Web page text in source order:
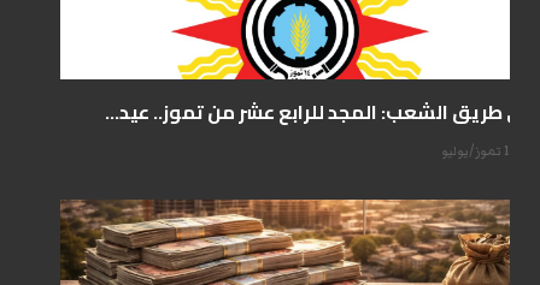
على طريق الشعب: المجد للرابع عشر من تموز.. عيد...
14 تموز/يوليو